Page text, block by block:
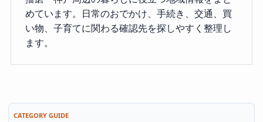
めています。日常のおでかけ、手続き、交通、買
い物、子育てに関わる確認先を探しやすく整理し
ます。
CATEGORY GUIDE